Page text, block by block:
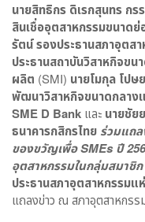
นายสิทธิกร ดิเรกสุนทร กร
สินเชื่ออุตสาหกรรมขนาดย่
รัตน์ รองประธานสภาอุตส
ประธานสถาบันวิสาหกิจข
ผลิต (SMI) นายโมกุล โป
พัฒนาวิสาหกิจขนาดกลาง
SME D Bank และ นายชัย
ธนาคารกสิกรไทย ร่วมแถ
ของขวัญเพื่อ SMEs ปี
อุตสาหกรรมในกลุ่มสมาชิ
ประธานสภาอุตสาหกรรมแ
แถลงข่าว ณ สภาอุตสาหกรร